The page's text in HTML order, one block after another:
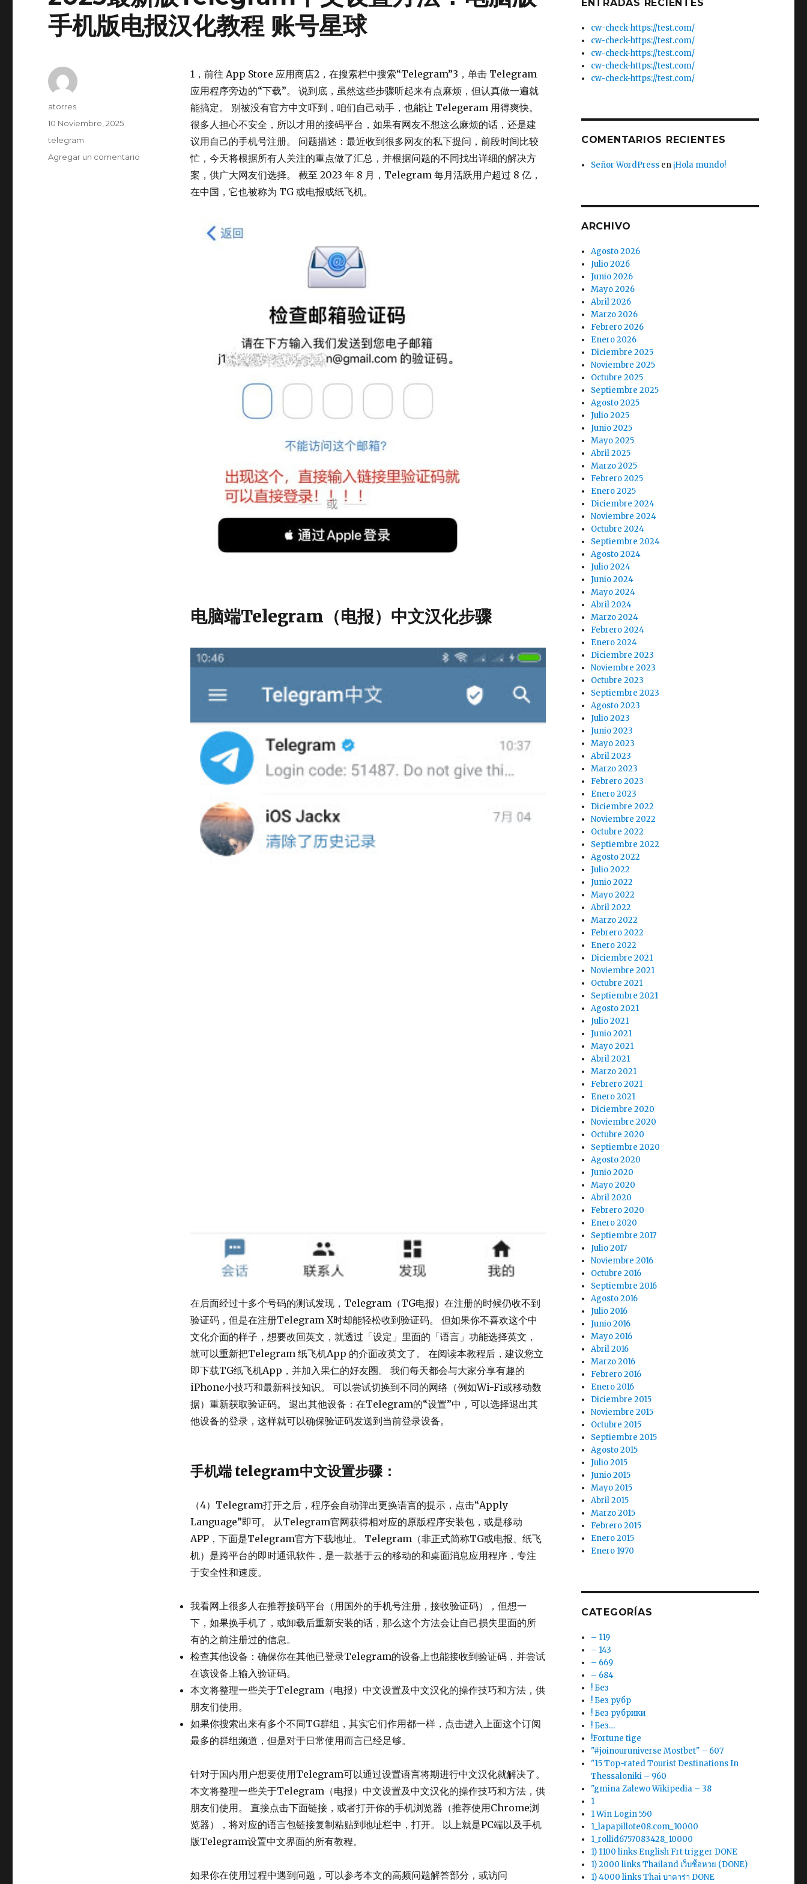
手机版电报汉化教程 账号星球
1，前往 App Store 应用商店2，在搜索栏中搜索“Telegram”3，单击 Telegram
应用程序旁边的“下载”。 说到底，虽然这些步骤听起来有点麻烦，但认真做一遍就
能搞定。 别被没有官方中文吓到，咱们自己动手，也能让 Telegeram 用得爽快。
很多人担心不安全，所以才用的接码平台，如果有网友不想这么麻烦的话，还是建
议用自己的手机号注册。 问题描述：最近收到很多网友的私下提问，前段时间比较
忙，今天将根据所有人关注的重点做了汇总，并根据问题的不同找出详细的解决方
案，供广大网友们选择。 截至 2023 年 8 月，Telegram 每月活跃用户超过 8 亿，
在中国，它也被称为 TG 或电报或纸飞机。
电脑端Telegram（电报）中文汉化步骤
在后面经过十多个号码的测试发现，Telegram（TG电报）在注册的时候仍收不到
验证码，但是在注册Telegram X时却能轻松收到验证码。 但如果你不喜欢这个中
文化介面的样子，想要改回英文，就透过「设定」里面的「语言」功能选择英文，
就可以重新把Telegram 纸飞机App 的介面改英文了。 在阅读本教程后，建议您立
即下载TG纸飞机App，并加入果仁的好友圈。 我们每天都会与大家分享有趣的
iPhone小技巧和最新科技知识。 可以尝试切换到不同的网络（例如Wi-Fi或移动数
据）重新获取验证码。 退出其他设备：在Telegram的“设置”中，可以选择退出其
他设备的登录，这样就可以确保验证码发送到当前登录设备。
手机端 telegram中文设置步骤：
（4）Telegram打开之后，程序会自动弹出更换语言的提示，点击“Apply
Language”即可。 从Telegram官网获得相对应的原版程序安装包，或是移动
APP，下面是Telegram官方下载地址。 Telegram（非正式简称TG或电报、纸飞
机）是跨平台的即时通讯软件，是一款基于云的移动的和桌面消息应用程序，专注
于安全性和速度。
我看网上很多人在推荐接码平台（用国外的手机号注册，接收验证码），但想一
下，如果换手机了，或卸载后重新安装的话，那么这个方法会让自己损失里面的所
有的之前注册过的信息。
检查其他设备：确保你在其他已登录Telegram的设备上也能接收到验证码，并尝试
在该设备上输入验证码。
本文将整理一些关于Telegram（电报）中文设置及中文汉化的操作技巧和方法，供
朋友们使用。
如果你搜索出来有多个不同TG群组，其实它们作用都一样，点击进入上面这个订阅
最多的群组频道，但是对于日常使用而言已经足够。
针对于国内用户想要使用Telegram可以通过设置语言将期进行中文汉化就解决了。
本文将整理一些关于Telegram（电报）中文设置及中文汉化的操作技巧和方法，供
朋友们使用。 直接点击下面链接，或者打开你的手机浏览器（推荐使用Chrome浏
览器），将对应的语言包链接复制粘贴到地址栏中，打开。 以上就是PC端以及手机
版Telegram设置中文界面的所有教程。
如果你在使用过程中遇到问题，可以参考本文的高频问题解答部分，或访问
Autor
atorres
Publicado
el
10 Noviembre, 2025
Categorías
telegram
Agregar un comentario
ENTRADAS RECIENTES
cw-check-https://test.com/
cw-check-https://test.com/
cw-check-https://test.com/
cw-check-https://test.com/
cw-check-https://test.com/
COMENTARIOS RECIENTES
Señor WordPress en ¡Hola mundo!
ARCHIVO
Agosto 2026
Julio 2026
Junio 2026
Mayo 2026
Abril 2026
Marzo 2026
Febrero 2026
Enero 2026
Diciembre 2025
Noviembre 2025
Octubre 2025
Septiembre 2025
Agosto 2025
Julio 2025
Junio 2025
Mayo 2025
Abril 2025
Marzo 2025
Febrero 2025
Enero 2025
Diciembre 2024
Noviembre 2024
Octubre 2024
Septiembre 2024
Agosto 2024
Julio 2024
Junio 2024
Mayo 2024
Abril 2024
Marzo 2024
Febrero 2024
Enero 2024
Diciembre 2023
Noviembre 2023
Octubre 2023
Septiembre 2023
Agosto 2023
Julio 2023
Junio 2023
Mayo 2023
Abril 2023
Marzo 2023
Febrero 2023
Enero 2023
Diciembre 2022
Noviembre 2022
Octubre 2022
Septiembre 2022
Agosto 2022
Julio 2022
Junio 2022
Mayo 2022
Abril 2022
Marzo 2022
Febrero 2022
Enero 2022
Diciembre 2021
Noviembre 2021
Octubre 2021
Septiembre 2021
Agosto 2021
Julio 2021
Junio 2021
Mayo 2021
Abril 2021
Marzo 2021
Febrero 2021
Enero 2021
Diciembre 2020
Noviembre 2020
Octubre 2020
Septiembre 2020
Agosto 2020
Junio 2020
Mayo 2020
Abril 2020
Febrero 2020
Enero 2020
Septiembre 2017
Julio 2017
Noviembre 2016
Octubre 2016
Septiembre 2016
Agosto 2016
Julio 2016
Junio 2016
Mayo 2016
Abril 2016
Marzo 2016
Febrero 2016
Enero 2016
Diciembre 2015
Noviembre 2015
Octubre 2015
Septiembre 2015
Agosto 2015
Julio 2015
Junio 2015
Mayo 2015
Abril 2015
Marzo 2015
Febrero 2015
Enero 2015
Enero 1970
CATEGORÍAS
– 119
– 143
– 669
– 684
! Без
! Без рубр
! Без рубрики
! Без…
!Fortune tige
"#joinouruniverse Mostbet" – 607
"15 Top-rated Tourist Destinations In
Thessaloniki – 960
"gmina Zalewo Wikipedia – 38
1
1 Win Login 550
1_lapapillote08.com_10000
1_rollid6757083428_10000
1) 1100 links English Frt trigger DONE
1) 2000 links Thailand เว็บซื้อหวย (DONE)
1) 4000 links Thai บาคาร่า DONE